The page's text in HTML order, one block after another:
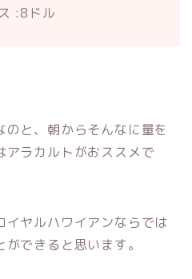
:8ドル
と、朝からそんなに量を
アラカルトがおススメで
イヤルハワイアンならでは
できると思います。